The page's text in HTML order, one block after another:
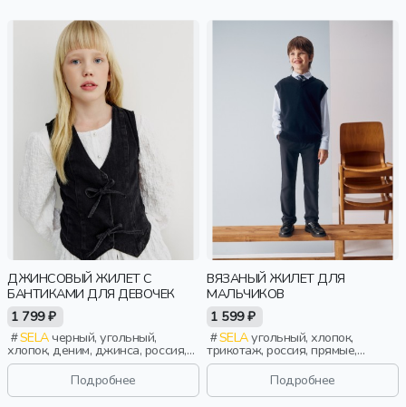
ДЖИНСОВЫЙ ЖИЛЕТ С
БАНТИКАМИ ДЛЯ ДЕВОЧЕК
1 799 ₽
SELAчерный, угольный,
хлопок, деним, джинса, россия,
прямые, застежка, кнопки, школа,
бант, вырез, девочки, дети
Подробнее
ВЯЗАНЫЙ ЖИЛЕТ ДЛЯ
МАЛЬЧИКОВ
1 599 ₽
SELAугольный, хлопок,
трикотаж, россия, прямые,
резинка, вязаные, школа,
манжета, свободные, вырез,
пояс, мальчики, дети
Подробнее